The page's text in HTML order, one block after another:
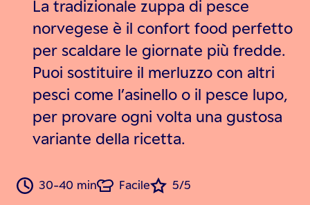
La tradizionale zuppa di pesce
norvegese è il confort food perfetto
per scaldare le giornate più fredde.
Puoi sostituire il merluzzo con altri
pesci come l’asinello o il pesce lupo,
per provare ogni volta una gustosa
variante della ricetta.
30-40 min Facile 5/5